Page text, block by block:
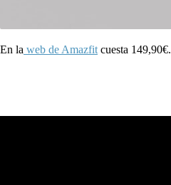
En la web de Amazfit cuesta 149,90€.